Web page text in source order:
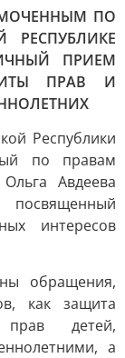
ПО
РЕСПУБЛИКЕ
ПРИЕМ
ПРАВ И
Республики
по правам
Авдеева
интересов
обращения,
как защита
детей,
а